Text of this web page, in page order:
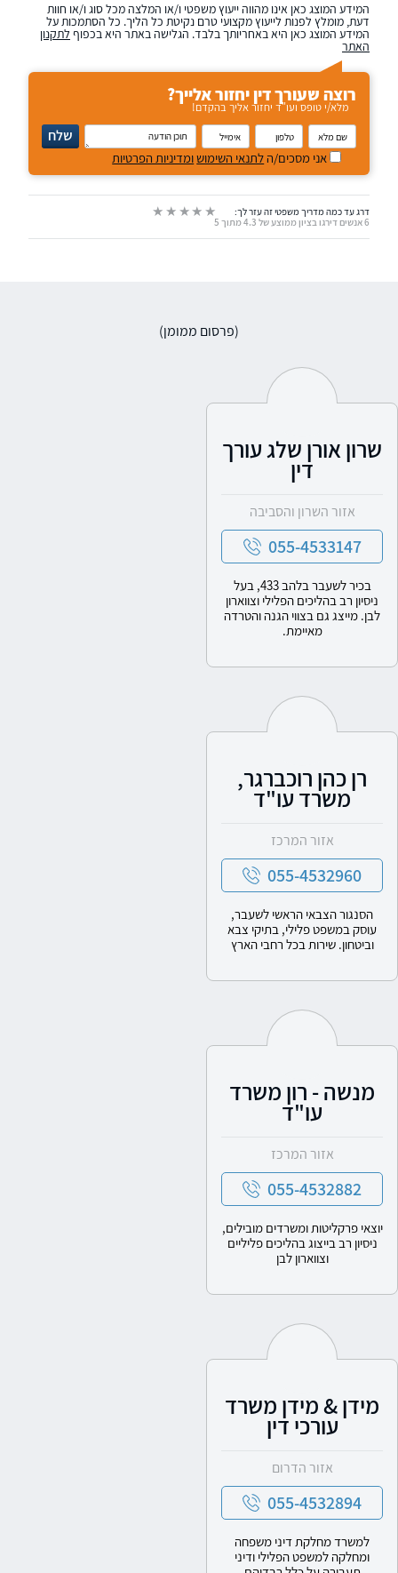
המידע המוצג כאן אינו מהווה ייעוץ משפטי ו/או המלצה מכל סוג ו/או חוות
דעת, מומלץ לפנות לייעוץ מקצועי טרם נקיטת כל הליך. כל הסתמכות על
המידע המוצג כאן היא באחריותך בלבד. הגלישה באתר היא בכפוף לתקנון
האתר
רוצה שעורך דין יחזור אלייך?
מלא/י טופס ועו"ד יחזור אליך בהקדם!
נא
להזין
שם
מלא
טלפון אימייל תוכן
הודעה
שלח
אני מסכים/הלתנאי השימושומדיניות הפרטיות
דרג עד כמה מדריך משפטי זה עזר לך:
6 אנשים דירגו בציון ממוצע של 4.3 מתוך 5
(פרסום ממומן)
שרון אורן שלג עורך
דין
אזור השרון והסביבה
055-4533147
בכיר לשעבר בלהב 433, בעל
ניסיון רב בהליכים הפלילי וצווארון
לבן. מייצג גם בצווי הגנה והטרדה
מאיימת.
רן כהן רוכברגר,
משרד עו"ד
אזור המרכז
055-4532960
הסנגור הצבאי הראשי לשעבר,
עוסק במשפט פלילי, בתיקי צבא
וביטחון. שירות בכל רחבי הארץ
מנשה - רון משרד
עו"ד
אזור המרכז
055-4532882
יוצאי פרקליטות ומשרדים מובילים,
ניסיון רב בייצוג בהליכים פליליים
וצווארון לבן
מידן & מידן משרד
עורכי דין
אזור הדרום
055-4532894
למשרד מחלקת דיני משפחה
ומחלקה למשפט הפלילי ודיני